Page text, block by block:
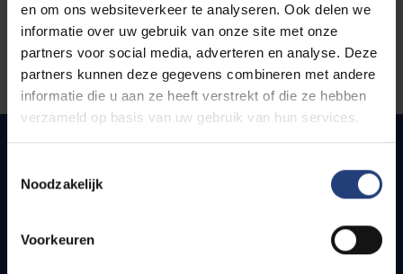
en om ons websiteverkeer te analyseren. Ook delen we
informatie over uw gebruik van onze site met onze
partners voor social media, adverteren en analyse. Deze
partners kunnen deze gegevens combineren met andere
informatie die u aan ze heeft verstrekt of die ze hebben
verzameld op basis van uw gebruik van hun services.
Noodzakelijk
Voorkeuren
Quick links